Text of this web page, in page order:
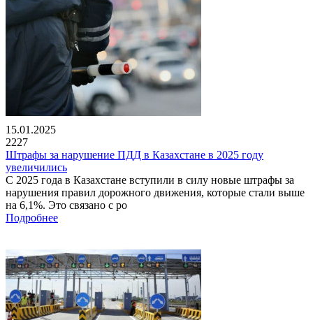
15.01.2025
2227
Штрафы за нарушение ПДД в Казахстане в 2025 году
увеличились
С 2025 года в Казахстане вступили в силу новые штрафы за
нарушения правил дорожного движения, которые стали выше
на 6,1%. Это связано с ро
Подробнее